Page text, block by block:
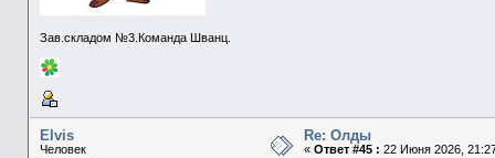
Зав.складом №3.Команда Шванц.
Elvis
Человек
Re: Олды
« Ответ #45 : 22 Июня 2026,